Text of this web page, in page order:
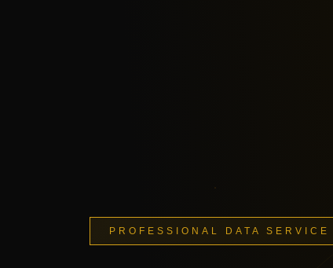
PROFESSIONAL DATA SERVICE